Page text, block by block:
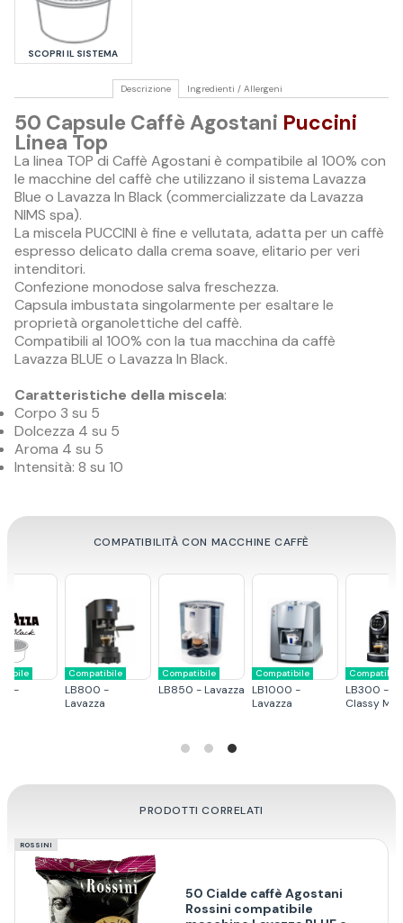
SCOPRI IL SISTEMA
Descrizione Ingredienti / Allergeni
50 Capsule Caffè Agostani Puccini
Linea Top
La linea TOP di Caffè Agostani è compatibile al 100% con
le macchine del caffè che utilizzano il sistema Lavazza
Blue o Lavazza In Black (commercializzate da Lavazza
NIMS spa).
La miscela PUCCINI è fine e vellutata, adatta per un caffè
espresso delicato dalla crema soave, elitario per veri
intenditori.
Confezione monodose salva freschezza.
Capsula imbustata singolarmente per esaltare le
proprietà organolettiche del caffè.
Compatibili al 100% con la tua macchina da caffè
Lavazza BLUE o Lavazza In Black.
Caratteristiche della miscela:
Corpo 3 su 5
Dolcezza 4 su 5
Aroma 4 su 5
Intensità: 8 su 10
COMPATIBILITÀ CON MACCHINE CAFFÈ
Compatibile
LB300 -
Classy Mini
-
Compatibile
LB800 -
Lavazza
Compatibile
LB850 - Lavazza
Compatibile
LB1000 -
Lavazza
PRODOTTI CORRELATI
ROSSINI
50 Cialde caffè Agostani
Rossini compatibile